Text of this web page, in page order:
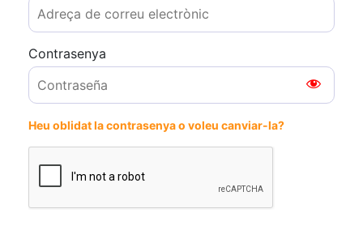
Contrasenya
Heu oblidat la contrasenya o voleu canviar-la?